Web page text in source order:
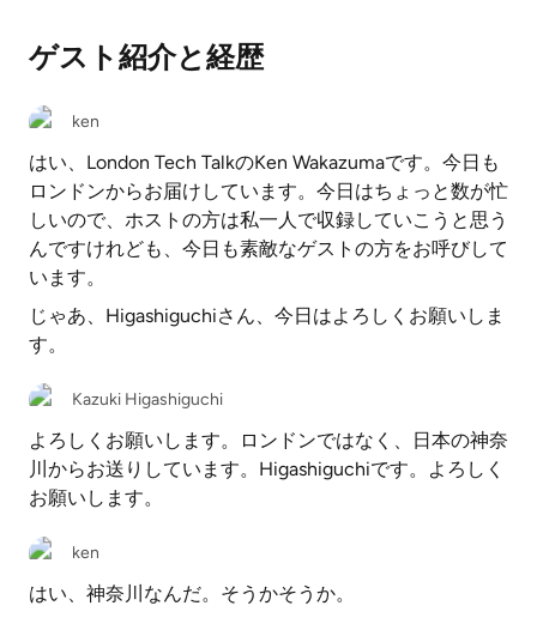
ゲスト紹介と経歴
ken
はい、London Tech TalkのKen Wakazumaです。今日も
ロンドンからお届けしています。今日はちょっと数が忙
しいので、ホストの方は私一人で収録していこうと思う
んですけれども、今日も素敵なゲストの方をお呼びして
います。
じゃあ、Higashiguchiさん、今日はよろしくお願いしま
す。
Kazuki Higashiguchi
よろしくお願いします。ロンドンではなく、日本の神奈
川からお送りしています。Higashiguchiです。よろしく
お願いします。
ken
はい、神奈川なんだ。そうかそうか。